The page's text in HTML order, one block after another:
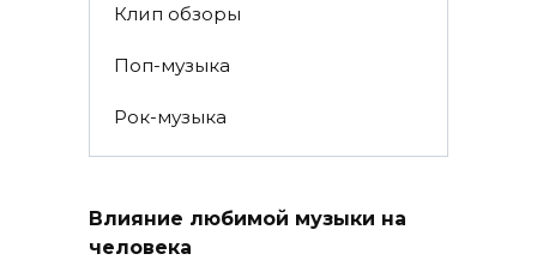
Клип обзоры
Поп-музыка
Рок-музыка
Влияние любимой музыки на
человека